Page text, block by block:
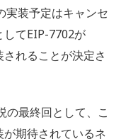
実装予定はキャンセ
してEIP-7702が
れることが決定さ
の最終回として、こ
期待されているネ